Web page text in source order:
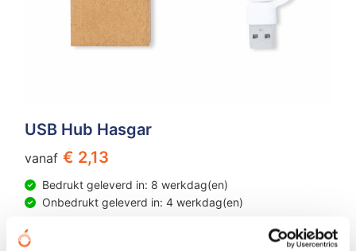
USB Hub Hasgar
vanaf € 2,13
Bedrukt geleverd in: 8 werkdag(en)
Onbedrukt geleverd in: 4 werkdag(en)